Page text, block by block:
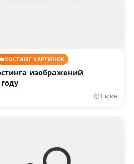
ХОСТИНГ КАРТИНОК
изображений
1 мин